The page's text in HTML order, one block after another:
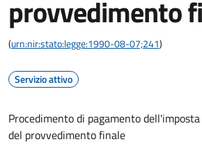
provvedimento
(urn:nir:stato:legge:1990-08-07;241)
Servizio attivo
Procedimento di pagamento
del provvedimento finale